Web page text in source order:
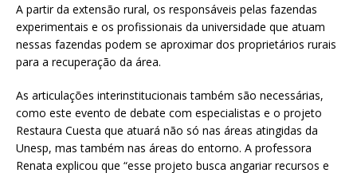
A partir da extensão rural, os responsáveis pelas fazendas
experimentais e os profissionais da universidade que atuam
nessas fazendas podem se aproximar dos proprietários rurais
para a recuperação da área.
As articulações interinstitucionais também são necessárias,
como este evento de debate com especialistas e o projeto
Restaura Cuesta que atuará não só nas áreas atingidas da
Unesp, mas também nas áreas do entorno. A professora
Renata explicou que “esse projeto busca angariar recursos e